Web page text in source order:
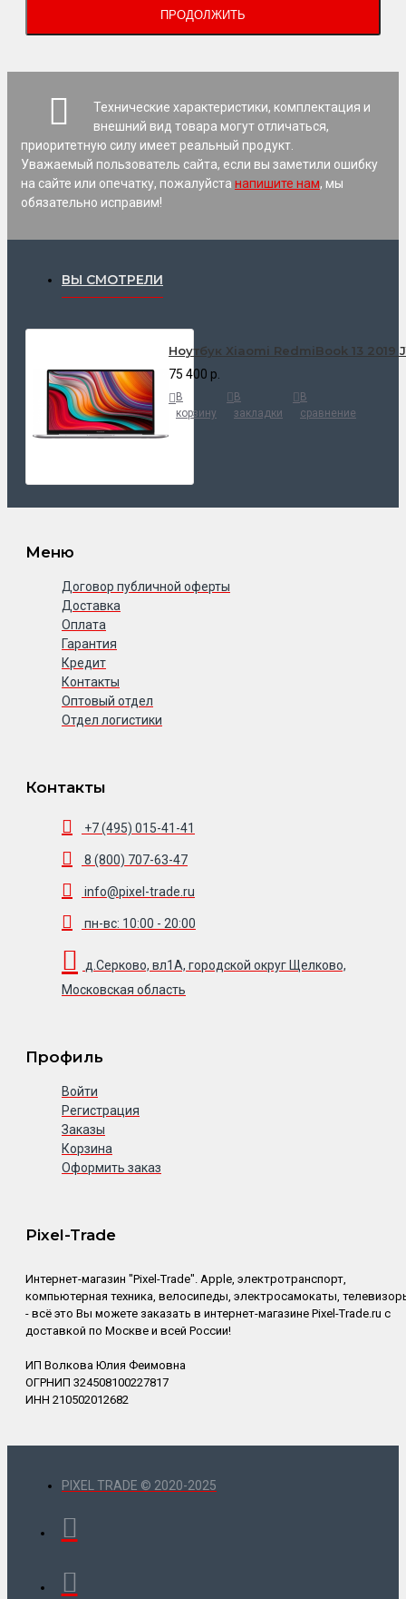
ПРОДОЛЖИТЬ
Технические характеристики, комплектация и
внешний вид товара могут отличаться,
приоритетную силу имеет реальный продукт.
Уважаемый пользователь сайта, если вы заметили ошибку
на сайте или опечатку, пожалуйста напишите нам, мы
обязательно исправим!
ВЫ СМОТРЕЛИ
Ноутбук Xiaomi RedmiBook 13 2019
75 400 р.
В
корзину
В
закладки
В
сравнение
Меню
Договор публичной оферты
Доставка
Оплата
Гарантия
Кредит
Контакты
Оптовый отдел
Отдел логистики
Контакты
+7 (495) 015-41-41
8 (800) 707-63-47
info@pixel-trade.ru
пн-вс: 10:00 - 20:00
д.Серково, вл1А, городской округ Щелково,
Московская область
Профиль
Войти
Регистрация
Заказы
Корзина
Оформить заказ
Pixel-Trade
Интернет-магазин "Pixel-Trade". Apple, электротранспорт,
компьютерная техника, велосипеды, электросамокаты,
- всё это Вы можете заказать в интернет-магазине Pixel-Trade.ru с
доставкой по Москве и всей России!
ИП Волкова Юлия Феимовна
ОГРНИП 324508100227817
ИНН 210502012682
PIXEL TRADE © 2020-2025